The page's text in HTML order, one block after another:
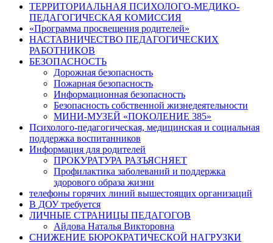
ТЕРРИТОРИАЛЬНАЯ ПСИХОЛОГО-МЕДИКО-
ПЕДАГОГИЧЕСКАЯ КОМИССИЯ
«Программа просвещения родителей»
НАСТАВНИЧЕСТВО ПЕДАГОГИЧЕСКИХ
РАБОТНИКОВ
БЕЗОПАСНОСТЬ
Дорожная безопасность
Пожарная безопасность
Информационная безопасность
Безопасность собственной жизнедеятельности
МИНИ-МУЗЕЙ «ПОКОЛЕНИЕ 385»
Психолого-педагогическая, медицинская и социальная
поддержка воспитанников
Информация для родителей
ПРОКУРАТУРА РАЗЪЯСНЯЕТ
Профилактика заболеваний и поддержка
здорового образа жизни
телефоны горячих линий вышестоящих организаций
В ДОУ требуется
ЛИЧНЫЕ СТРАНИЦЫ ПЕДАГОГОВ
Айдова Наталья Викторовна
СНИЖЕНИЕ БЮРОКРАТИЧЕСКОЙ НАГРУЗКИ